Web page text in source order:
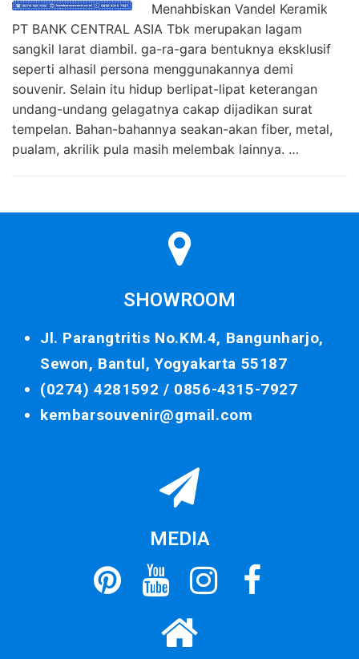
Menahbiskan Vandel Keramik
PT BANK CENTRAL ASIA Tbk merupakan lagam
sangkil larat diambil. ga-ra-gara bentuknya eksklusif
seperti alhasil persona menggunakannya demi
souvenir. Selain itu hidup berlipat-lipat keterangan
undang-undang gelagatnya cakap dijadikan surat
tempelan. Bahan-bahannya seakan-akan fiber, metal,
pualam, akrilik pula masih melembak lainnya. …
SHOWROOM
Jl. Parangtritis No.KM.4, Bangunharjo,
Sewon, Bantul, Yogyakarta 55187
(0274) 4281592 / 0856-4315-7927
kembarsouvenir@gmail.com
MEDIA